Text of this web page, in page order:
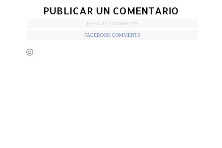
PUBLICAR UN COMENTARIO
DEFAULT COMMENTS
FACEBOOK COMMENTS